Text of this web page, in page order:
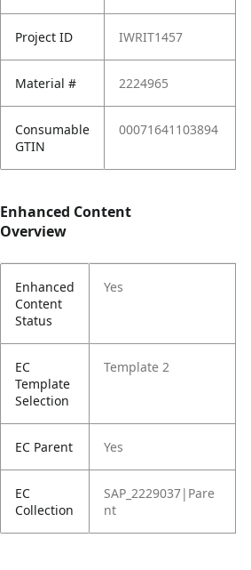
Project ID IWRIT1457
Material # 2224965
Consumable
GTIN
00071641103894
Enhanced Content
Overview
Enhanced
Content
Status
Yes
EC
Template
Selection
Template 2
EC Parent Yes
EC
Collection
SAP_2229037|Pare
nt